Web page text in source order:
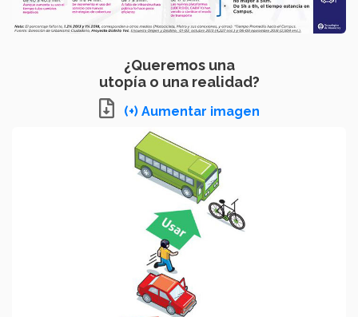
¿Queremos una
utopía o una realidad?
(+) Aumentar imagen